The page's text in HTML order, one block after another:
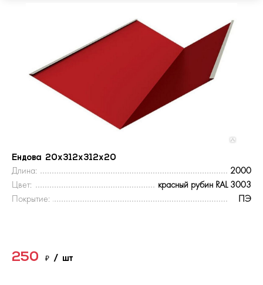
Ендова 20х312х312х20
Длина:
2000
Цвет:
красный рубин RAL 3003
Покрытие:
ПЭ
250 ₽ / шт